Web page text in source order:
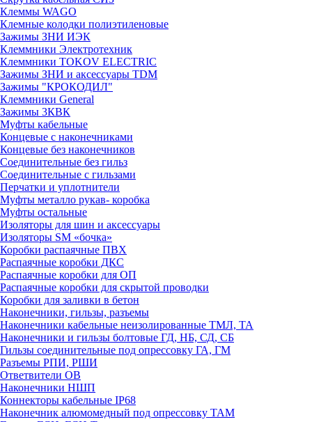
Клеммы WAGO
Клемные колодки полиэтиленовые
Зажимы ЗНИ ИЭК
Клеммники Электротехник
Клеммники TOKOV ELECTRIC
Зажимы ЗНИ и аксессуары TDM
Зажимы "КРОКОДИЛ"
Клеммники General
Зажимы 3КВК
Муфты кабельные
Концевые с наконечниками
Концевые без наконечников
Соединительные без гильз
Соединительные с гильзами
Перчатки и уплотнители
Муфты металло рукав- коробка
Муфты остальные
Изоляторы для шин и аксессуары
Изоляторы SM «бочка»
Коробки распаячные ПВХ
Распаячные коробки ДКС
Распаячные коробки для ОП
Распаячные коробки для скрытой проводки
Коробки для заливки в бетон
Наконечники, гильзы, разъемы
Наконечники кабельные неизолированные ТМЛ, ТА
Наконечники и гильзы болтовые ГД, НБ, СД, СБ
Гильзы соединительные под опрессовку ГА, ГМ
Разъемы РПИ, РШИ
Ответвители ОВ
Наконечники НШП
Коннекторы кабельные IP68
Наконечник алюмомедный под опрессовку ТАМ